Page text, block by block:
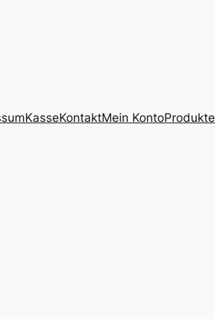
KasseKontaktMein KontoProdukte